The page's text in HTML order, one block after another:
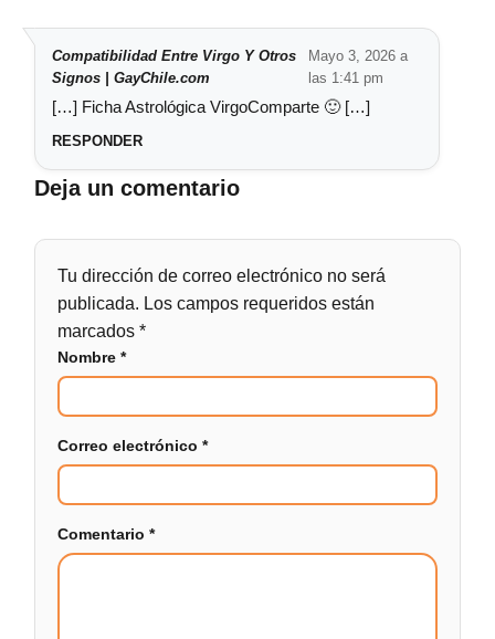
Compatibilidad Entre Virgo Y Otros
Signos | GayChile.com
Mayo 3, 2026 a
las 1:41 pm
[…] Ficha Astrológica VirgoComparte 🙂 […]
RESPONDER
Deja un comentario
Tu dirección de correo electrónico no será
publicada. Los campos requeridos están
marcados*
Nombre*
Correo electrónico*
Comentario*